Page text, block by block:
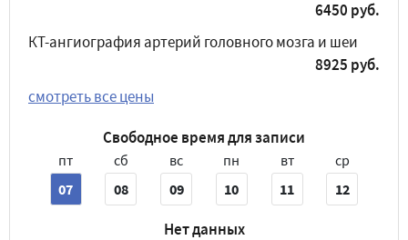
6450 руб.
КТ-ангиография артерий головного мозга и шеи
8925 руб.
смотреть все цены
Свободное время для записи
пт
07
сб
08
вс
09
пн
10
вт
11
ср
12
Нет данных